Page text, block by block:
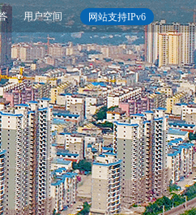
网站支持IPv6
用户空间